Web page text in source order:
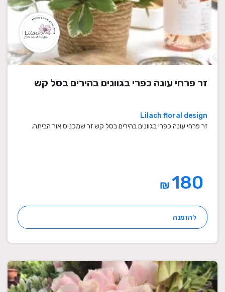
זר פרחי עונה כפרי בגוונים בהירים בסל קש
Lilach floral design
זר פרחי עונה כפרי בגוונים בהירים בסל קש זר שמכניס אור הביתה.
₪
להזמנה